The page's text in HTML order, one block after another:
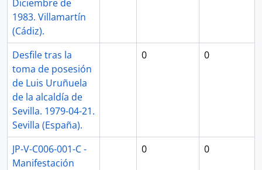
Diciembre de
1983. Villamartín
(Cádiz).
Desfile tras la
toma de posesión
de Luis Uruñuela
de la alcaldía de
Sevilla. 1979-04-21.
Sevilla (España).
0 0
JP-V-C006-001-C -
Manifestación
0 0